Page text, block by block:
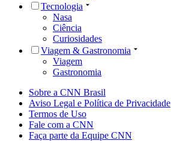
Tecnologia
Nasa
Ciência
Curiosidades
Viagem & Gastronomia
Viagem
Gastronomia
Sobre a CNN Brasil
Aviso Legal e Política de Privacidade
Termos de Uso
Fale com a CNN
Faça parte da Equipe CNN